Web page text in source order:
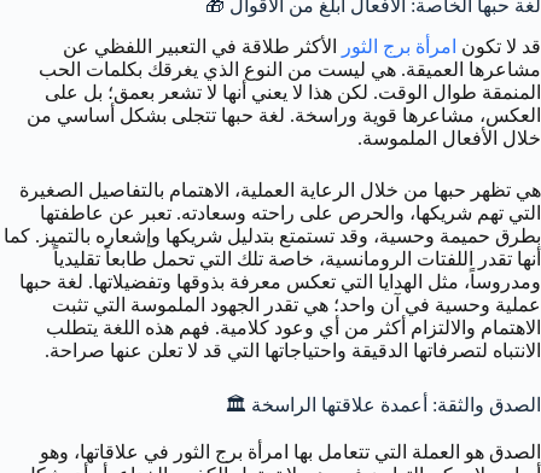
لغة حبها الخاصة: الأفعال أبلغ من الأقوال 🎁
قد لا تكون امرأة برج الثور
الأكثر طلاقة في التعبير اللفظي عن
مشاعرها العميقة. هي ليست من النوع الذي يغرقك بكلمات الحب
المنمقة طوال الوقت. لكن هذا لا يعني أنها لا تشعر بعمق؛ بل على
العكس، مشاعرها قوية وراسخة. لغة حبها تتجلى بشكل أساسي من
خلال الأفعال الملموسة.
هي تظهر حبها من خلال الرعاية العملية، الاهتمام بالتفاصيل الصغيرة
التي تهم شريكها، والحرص على راحته وسعادته. تعبر عن عاطفتها
بطرق حميمة وحسية، وقد تستمتع بتدليل شريكها وإشعاره بالتميز. كما
أنها تقدر اللفتات الرومانسية، خاصة تلك التي تحمل طابعاً تقليدياً
ومدروساً، مثل الهدايا التي تعكس معرفة بذوقها وتفضيلاتها. لغة حبها
عملية وحسية في آن واحد؛ هي تقدر الجهود الملموسة التي تثبت
الاهتمام والالتزام أكثر من أي وعود كلامية. فهم هذه اللغة يتطلب
الانتباه لتصرفاتها الدقيقة واحتياجاتها التي قد لا تعلن عنها صراحة.
الصدق والثقة: أعمدة علاقتها الراسخة 🏛️
الصدق هو العملة التي تتعامل بها امرأة برج الثور في علاقاتها، وهو